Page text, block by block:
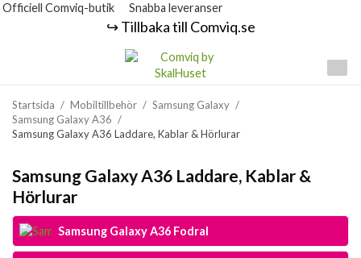
Officiell Comviq-butik Snabba leveranser
↪️ Tillbaka till Comviq.se
Startsida / Mobiltillbehör / Samsung Galaxy /
Samsung Galaxy A36 /
Samsung Galaxy A36 Laddare, Kablar & Hörlurar
Samsung Galaxy A36 Laddare, Kablar &
Hörlurar
Samsung Galaxy A36 Fodral